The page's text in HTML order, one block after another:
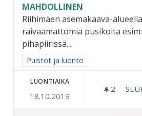
MAHDOLLINEN
Riihimäen asemakaava-
raivaamattomia pusikoita
pihapiirissä....
Rajaa tulokset aihepiirin mukaan:
Puistot ja luonto
LUONTIAIKA
18.10.2019
2 2